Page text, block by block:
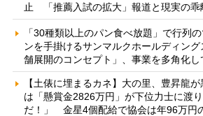
止 「推薦入試の拡大」報道と現実の乖
「30種類以上のパン食べ放題」で行列
ンを手掛けるサンマルクホールディン
舗展開のコンセプト」、事業を多角化し
【土俵に埋まるカネ】大の里、豊昇龍
は「懸賞金2826万円」が下位力士に渡
だ！」 金星4個配給で協会は年96万円